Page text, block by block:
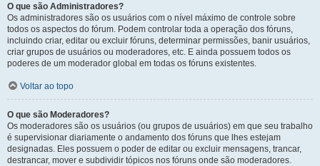
O que são Administradores?
Os administradores são os usuários com o nível máximo de controle sobre
todos os aspectos do fórum. Podem controlar toda a operação dos fóruns,
incluindo criar, editar ou excluir fóruns, determinar permissões, banir usuários,
criar grupos de usuários ou moderadores, etc. E ainda possuem todos os
poderes de um moderador global em todas os fóruns existentes.
Voltar ao topo
O que são Moderadores?
Os moderadores são os usuários (ou grupos de usuários) em que seu trabalho
é supervisionar diariamente o andamento dos fóruns que lhes estejam
designadas. Eles possuem o poder de editar ou excluir mensagens, trancar,
destrancar, mover e subdividir tópicos nos fóruns onde são moderadores.